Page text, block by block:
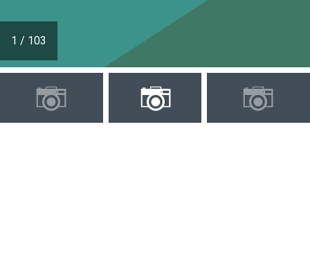
1 / 103